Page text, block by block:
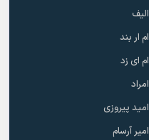
الیف
ام ار بند
ام ای زد
امراد
امید پیروزی
امیر آرسام